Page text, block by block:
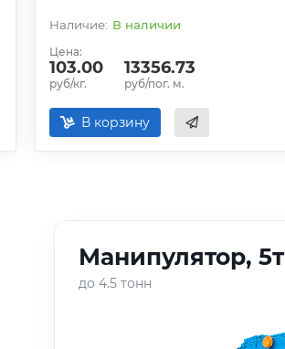
В наличии
Цена:
103.00
руб/кг.
13356.73
руб/пог. м.
В корзину
Манипулятор, 5т
до 4.5 тонн